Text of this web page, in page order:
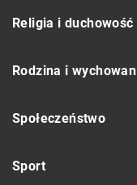
Religia i duchowość
Rodzina i
Społeczeństwo
Sport